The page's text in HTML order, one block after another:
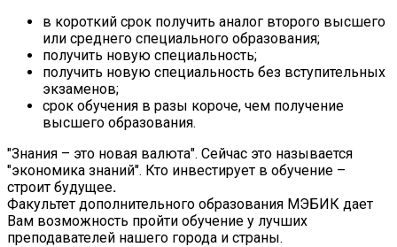
в короткий срок получить аналог второго высшего
или среднего специального образования;
получить новую специальность;
получить новую специальность без вступительных
экзаменов;
срок обучения в разы короче, чем получение
высшего образования.
"Знания – это новая валюта". Сейчас это называется
"экономика знаний". Кто инвестирует в обучение –
строит будущее.
Факультет дополнительного образования МЭБИК дает
Вам возможность пройти обучение у лучших
преподавателей нашего города и страны.